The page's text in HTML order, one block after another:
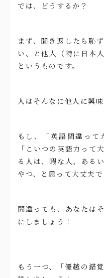
では、どうするか？
まず、聞き返したら恥
い、と他人（特に日本
というものです。
人はそんなに他人に興味
もし、「英語間違って
「こいつの英語力って
る人は、暇な人、ある
やつ、と思って大丈夫で
間違っても、あなたは
にしましょう！
もう一つ、「優越の錯